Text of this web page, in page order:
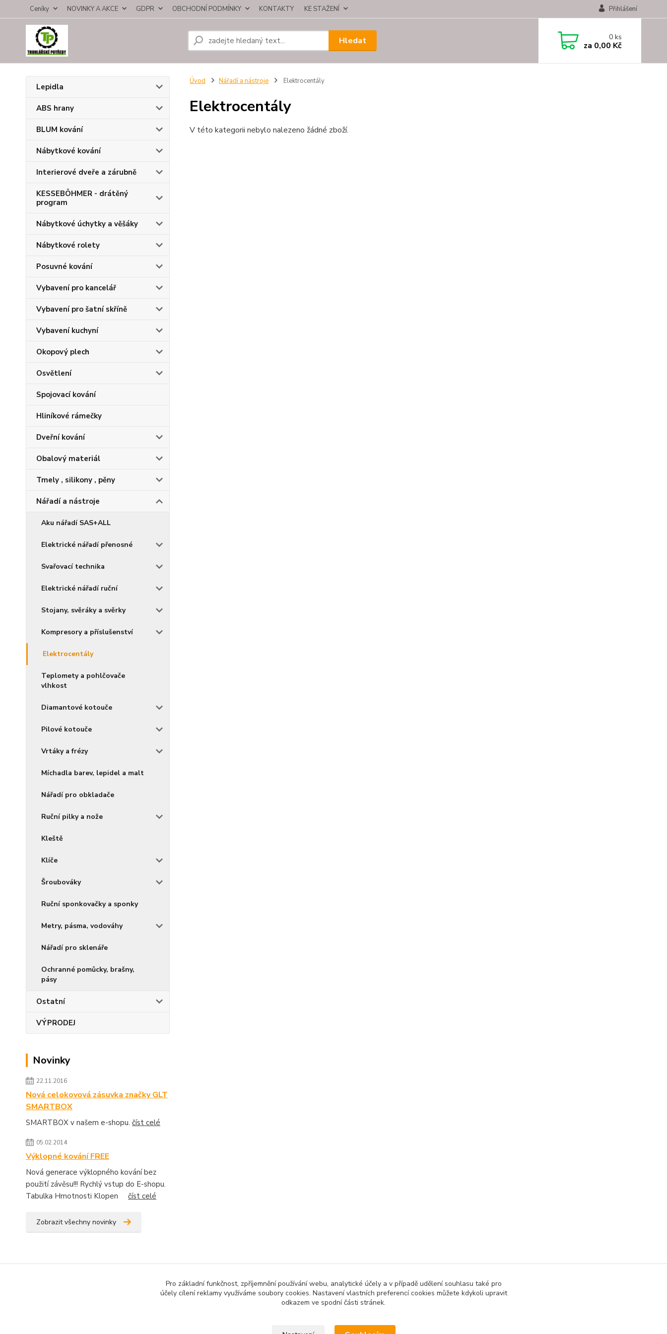
Ceníky NOVINKY A AKCE GDPR OBCHODNÍ PODMÍNKY KONTAKTY KE STAŽENÍ Přihlášení
Hledat 0ks
za 0,00 Kč
Lepidla
ABS hrany
BLUM kování
Nábytkové kování
Interierové dveře a zárubně
KESSEBÖHMER - drátěný
program
Nábytkové úchytky a věšáky
Nábytkové rolety
Posuvné kování
Vybavení pro kancelář
Vybavení pro šatní skříně
Vybavení kuchyní
Okopový plech
Osvětlení
Spojovací kování
Hliníkové rámečky
Dveřní kování
Obalový materiál
Tmely , silikony , pěny
Nářadí a nástroje
Aku nářadí SAS+ALL
Elektrické nářadí přenosné
Svařovací technika
Elektrické nářadí ruční
Stojany, svěráky a svěrky
Kompresory a příslušenství
Elektrocentály
Teplomety a pohlčovače
vlhkost
Diamantové kotouče
Pilové kotouče
Vrtáky a frézy
Míchadla barev, lepidel a malt
Nářadí pro obkladače
Ruční pilky a nože
Kleště
Klíče
Šroubováky
Ruční sponkovačky a sponky
Metry, pásma, vodováhy
Nářadí pro sklenáře
Ochranné pomůcky, brašny,
pásy
Ostatní
VÝPRODEJ
Novinky
22.11.2016
Nová celokovová zásuvka značky GLT
SMARTBOX
SMARTBOX v našem e-shopu. číst celé
05.02.2014
Výklopné kování FREE
Nová generace výklopného kování bez
použití závěsu!!! Rychlý vstup do E-shopu.
Tabulka Hmotnosti Klopen číst celé
Zobrazit všechny novinky
Úvod Nářadí a nástroje Elektrocentály
Elektrocentály
V této kategorii nebylo nalezeno žádné zboží.
Upravit sběr cookies.
Pro základní funkčnost, zpříjemnění používání webu, analytické účely a v případě udělení souhlasu také pro
účely cílení reklamy využíváme soubory cookies. Nastavení vlastních preferencí cookies můžete kdykoli upravit
odkazem ve spodní části stránek.